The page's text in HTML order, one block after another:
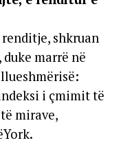
shkruan
marrë në
i çmimit të
mirave,